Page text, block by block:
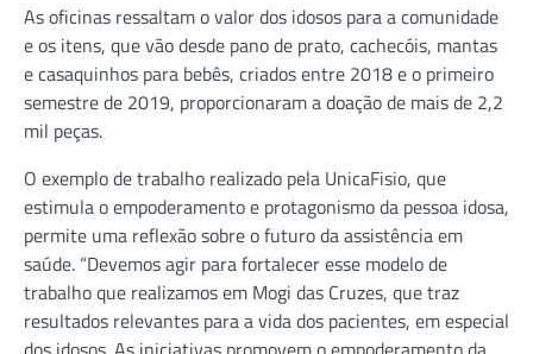
As oficinas ressaltam o valor dos idosos para a comunidade
e os itens, que vão desde pano de prato, cachecóis, mantas
e casaquinhos para bebês, criados entre 2018 e o primeiro
semestre de 2019, proporcionaram a doação de mais de 2,2
mil peças.
O exemplo de trabalho realizado pela UnicaFisio, que
estimula o empoderamento e protagonismo da pessoa idosa,
permite uma reflexão sobre o futuro da assistência em
saúde. “Devemos agir para fortalecer esse modelo de
trabalho que realizamos em Mogi das Cruzes, que traz
resultados relevantes para a vida dos pacientes, em especial